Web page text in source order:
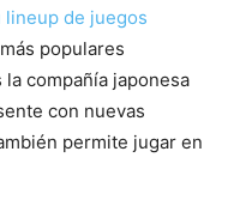
lineup de juegos
populares
compañía japonesa
con nuevas
permite jugar en